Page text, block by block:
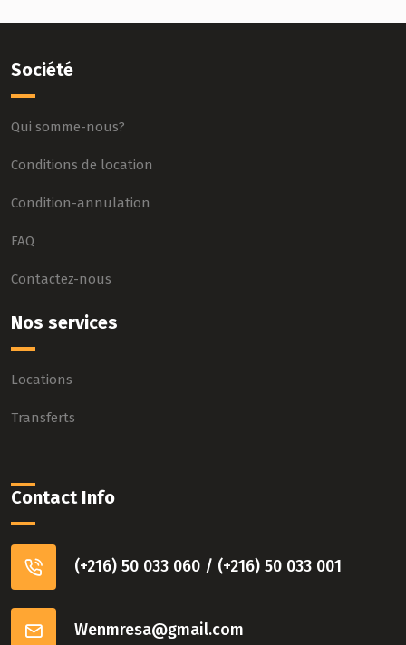
Société
Qui somme-nous?
Conditions de location
Condition-annulation
FAQ
Contactez-nous
Nos services
Locations
Transferts
Contact Info
(+216) 50 033 060 / (+216) 50 033 001
Wenmresa@gmail.com